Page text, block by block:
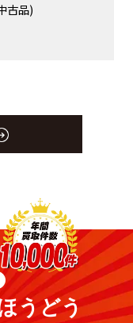
古品)
うどう